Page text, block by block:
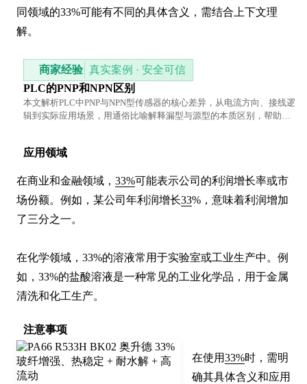
同领域的33%可能有不同的具体含义，需结合上下文理
解。
商家经验 真实案例 · 安全可信
PLC的PNP和NPN区别
本文解析PLC中PNP与NPN型传感器的核心差异，从电流方向、接线逻
辑到实际应用场景，用通俗比喻解释漏型与源型的本质区别，帮助工
应用领域
在商业和金融领域， 33%可能表示公司的利润增长率或市
场份额。例如，某公司年利润增长33%，意味着利润增加
了三分之一。
在化学领域，33%的溶液常用于实验室或工业生产中。例
如，33%的盐酸溶液是一种常见的工业化学品，用于金属
清洗和化工生产。
注意事项
在使用33%时，需明
确其具体含义和应用